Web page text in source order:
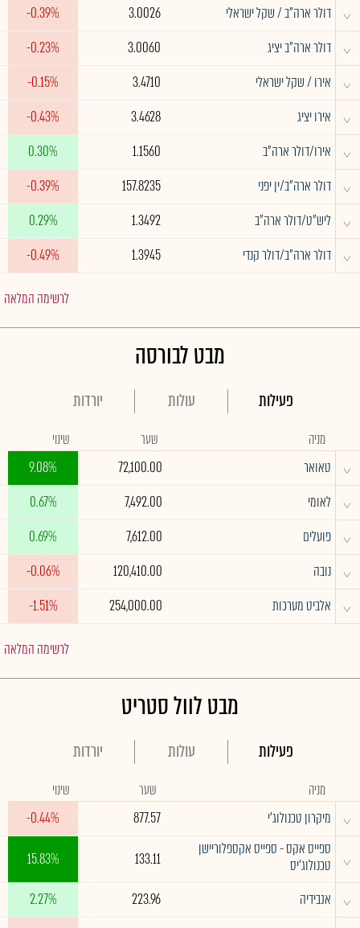
^ דולר ארה"ב / שקל ישראלי 3.0026
-0.39%
^ דולר ארה"ב יציג 3.0060
-0.23%
^ אירו / שקל ישראלי 3.4710
-0.15%
^ אירו יציג 3.4628
-0.43%
^ אירו/דולר ארה"ב 1.1560
0.30%
^ דולר ארה"ב/ין יפני 157.8235
-0.39%
^ ליש"ט/דולר ארה"ב 1.3492
0.29%
^ דולר ארה"ב/דולר קנדי 1.3945
-0.49%
לרשימה המלאה
מבט לבורסה
פעילות עולות יורדות
מניה שער שינוי
^ טאואר 72,100.00
9.08%
^ לאומי 7,492.00
0.67%
^ פועלים 7,612.00
0.69%
^ נובה 120,410.00
-0.06%
^ אלביט מערכות 254,000.00
-1.51%
לרשימה המלאה
מבט לוול סטריט
פעילות עולות יורדות
מניה שער שינוי
^ מיקרון טכנולוג'י 877.57
-0.44%
^
ספייס אקס - ספייס אקספלוריישן
טכנולוג'יס
133.11
15.83%
^ אנבידיה 223.96
2.27%